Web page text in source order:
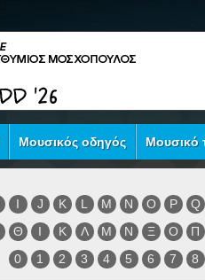
Μουσικός οδηγός Μουσικό
I J K L M N O P
Q
Θ Ι Κ Λ Μ Ν Ξ Ο
Π
0
1 2 3 4 5 6 7 8